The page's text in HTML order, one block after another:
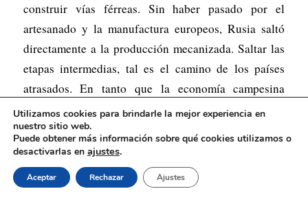
construir vías férreas. Sin haber pasado por el
artesanado y la manufactura europeos, Rusia saltó
directamente a la producción mecanizada. Saltar las
etapas intermedias, tal es el camino de los países
atrasados. En tanto que la economía campesina
permanecía frecuentemente al nivel del siglo XVII, la
industria de Rusia, si no en la capacidad por lo
menos en su tipo, se hallaba al nivel de los países
avanzados y hasta sobrepasaba a éstos en muchos
aspectos. Basta consignar que las empresas gigantes
Utilizamos cookies para brindarle la mejor experiencia en
nuestro sitio web.
Puede obtener más información sobre qué cookies utilizamos o
desactivarlas en ajustes.
Aceptar Rechazar Ajustes